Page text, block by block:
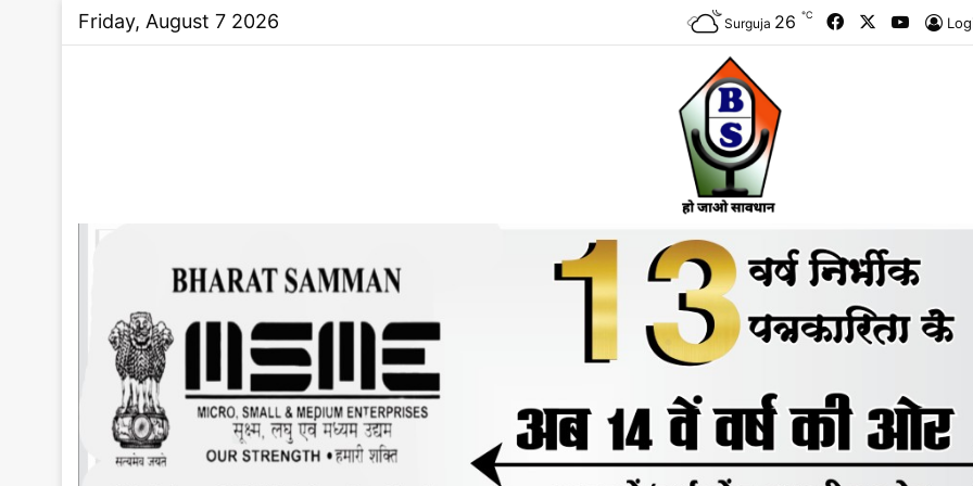
Friday, August 7 2026 Surguja 26 ℃ Facebook